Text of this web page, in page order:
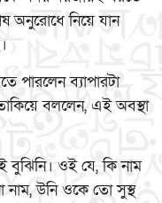
অনুরোধে নিয়ে যান
পারলেন ব্যাপারটা
বললেন, এই অবস্থা
ওই যে, কি নাম
নাম, উনি ওকে তো সুস্থ